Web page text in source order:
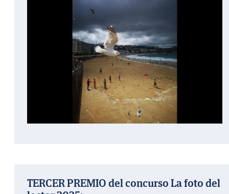
TERCER PREMIO del concurso La foto del